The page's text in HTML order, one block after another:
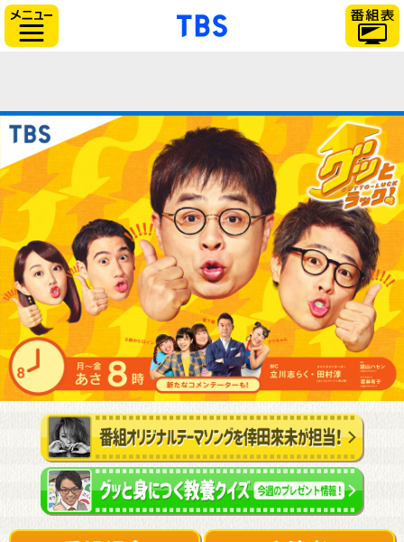
「TBSテレビ」トップ